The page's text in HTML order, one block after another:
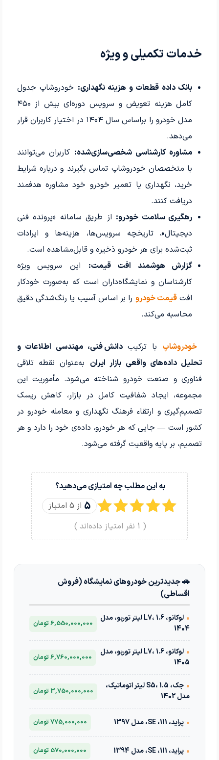
خدمات تکمیلی و ویژه
بانک داده قطعات و هزینه نگهداری: خودروشاپ جدول
کامل هزینه تعویض و سرویس دوره‌ای بیش از ۴۵۰
مدل خودرو را براساس سال ۱۴۰۴ در اختیار کاربران قرار
می‌دهد.
مشاوره کارشناسی شخصی‌سازی‌شده: کاربران می‌توانند
با متخصصان خودروشاپ تماس بگیرند و درباره شرایط
خرید، نگهداری یا تعمیر خودرو خود مشاوره هدفمند
دریافت کنند.
رهگیری سلامت خودرو: از طریق سامانه «پرونده فنی
دیجیتال»، تاریخچه سرویس‌ها، هزینه‌ها و ایرادات
ثبت‌شده برای هر خودرو ذخیره و قابل‌مشاهده است.
گزارش هوشمند افت قیمت: این سرویس ویژه
کارشناسان و نمایشگاه‌داران است که به‌صورت خودکار
افتقیمت خودرو را بر اساس آسیب یا رنگ‌شدگی دقیق
محاسبه می‌کند.
خودروشاپ با ترکیبدانش فنی، مهندسی اطلاعات و
تحلیل داده‌های واقعی بازار ایران به‌عنوان نقطه تلاقی
فناوری و صنعت خودرو شناخته می‌شود. مأموریت این
مجموعه، ایجاد شفافیت کامل در بازار، کاهش ریسک
تصمیم‌گیری و ارتقاء فرهنگ نگهداری و معامله خودرو در
کشور است — جایی که هر خودرو، داده‌ی خود را دارد و هر
تصمیم، بر پایه واقعیت گرفته می‌شود.
به این مطلب چه امتیازی می‌دهید؟
5 از 5 امتیاز
(
1 نفر امتیاز داده‌اند )
🚗 جدیدترین خودروهای نمایشگاه (فروش
اقساطی)
•
لوکانو، L7، 1.6 لیتر توربو، مدل
1404
6,550,000,000 تومان
•
لوکانو، L7، 1.6 لیتر توربو، مدل
1405
6,760,000,000 تومان
•
جک، S5، 1.5 لیتر اتوماتیک،
مدل 1402
3,750,000,000 تومان
• پراید، 111، SE، مدل 1397 775,000,000 تومان
• پراید، 111، SE، مدل 1394 570,000,000 تومان